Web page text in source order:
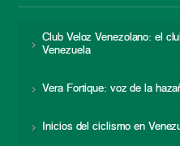
Club Veloz Venezolano: el
Venezuela
Vera Fortique: voz de la
Inicios del ciclismo en